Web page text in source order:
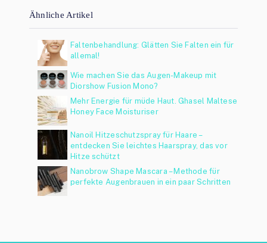
Ähnliche Artikel
Faltenbehandlung: Glätten Sie Falten ein für
allemal!
Wie machen Sie das Augen-Makeup mit
Diorshow Fusion Mono?
Mehr Energie für müde Haut. Ghasel Maltese
Honey Face Moisturiser
Nanoil Hitzeschutzspray für Haare –
entdecken Sie leichtes Haarspray, das vor
Hitze schützt
Nanobrow Shape Mascara – Methode für
perfekte Augenbrauen in ein paar Schritten